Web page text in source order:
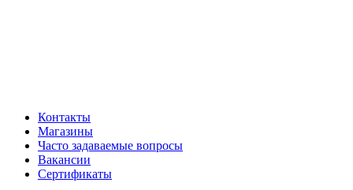
Контакты
Магазины
Часто задаваемые вопросы
Вакансии
Сертификаты